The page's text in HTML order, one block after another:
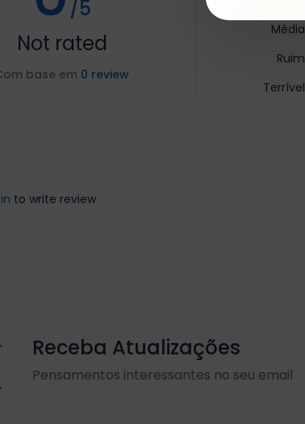
/5
Not rated
base em 0 review
Média
Ruim
Terrível
to write review
Receba Atualizações
Pensamentos interessantes no seu email